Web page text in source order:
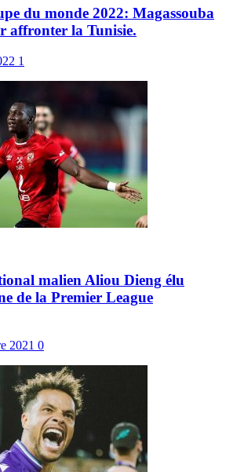
du monde 2022: Magassouba
affronter la Tunisie.
1
malien Aliou Dieng élu
de la Premier League
2021 0